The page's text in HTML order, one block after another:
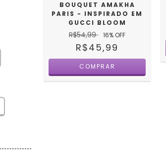
BOUQUET AMAKHA
PARIS - INSPIRADO EM
GUCCI BLOOM
R$54,99 16% OFF
R$45,99